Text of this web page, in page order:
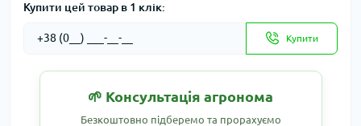
Купити цей товар в 1 клік:
Купити
🌱 Консультація агронома
Безкоштовно підберемо та прорахуємо